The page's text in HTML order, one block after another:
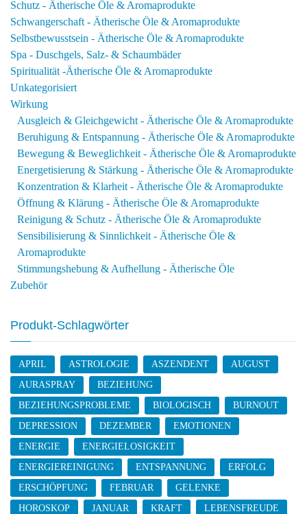
Schutz - Ätherische Öle & Aromaprodukte
Schwangerschaft - Ätherische Öle & Aromaprodukte
Selbstbewusstsein - Ätherische Öle & Aromaprodukte
Spa - Duschgels, Salz- & Schaumbäder
Spiritualität -Ätherische Öle & Aromaprodukte
Unkategorisiert
Wirkung
Ausgleich & Gleichgewicht - Ätherische Öle & Aromaprodukte
Beruhigung & Entspannung - Ätherische Öle & Aromaprodukte
Bewegung & Beweglichkeit - Ätherische Öle & Aromaprodukte
Energetisierung & Stärkung - Ätherische Öle & Aromaprodukte
Konzentration & Klarheit - Ätherische Öle & Aromaprodukte
Öffnung & Klärung - Ätherische Öle & Aromaprodukte
Reinigung & Schutz - Ätherische Öle & Aromaprodukte
Sensibilisierung & Sinnlichkeit - Ätherische Öle &
Aromaprodukte
Stimmungshebung & Aufhellung - Ätherische Öle
Zubehör
Produkt-Schlagwörter
APRIL ASTROLOGIE ASZENDENT
AUGUST
AURASPRAY
BEZIEHUNG
BEZIEHUNGSPROBLEME
BIOLOGISCH
BURNOUT
DEPRESSION
DEZEMBER
EMOTIONEN
ENERGIE
ENERGIELOSIGKEIT
ENERGIEREINIGUNG
ENTSPANNUNG
ERFOLG
ERSCHÖPFUNG
FEBRUAR
GELENKE
HOROSKOP
JANUAR KRAFT
LEBENSFREUDE